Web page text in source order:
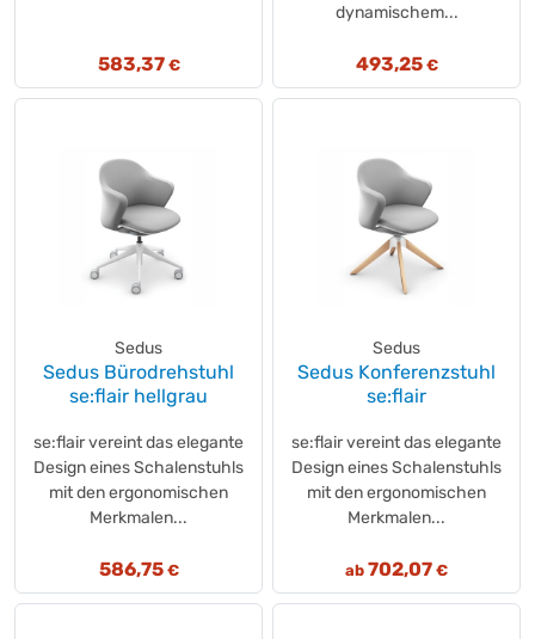
583,37€
dynamischem...
493,25€
Sedus
Sedus Bürodrehstuhl
se:flair hellgrau
se:flair vereint das elegante
Design eines Schalenstuhls
mit den ergonomischen
Merkmalen...
586,75€
Sedus
Sedus Konferenzstuhl
se:flair
se:flair vereint das elegante
Design eines Schalenstuhls
mit den ergonomischen
Merkmalen...
ab 702,07 €